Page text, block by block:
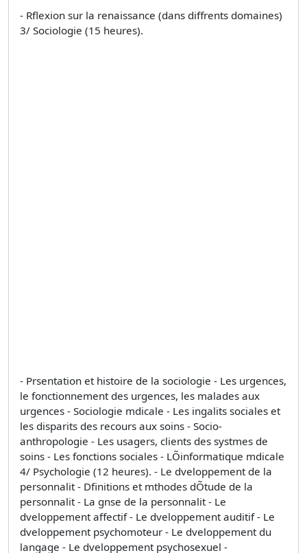
- Rflexion sur la renaissance (dans diffrents domaines)
3/ Sociologie (15 heures).
- Prsentation et histoire de la sociologie - Les urgences,
le fonctionnement des urgences, les malades aux
urgences - Sociologie mdicale - Les ingalits sociales et
les disparits des recours aux soins - Socio-
anthropologie - Les usagers, clients des systmes de
soins - Les fonctions sociales - LÕinformatique mdicale
4/ Psychologie (12 heures). - Le dveloppement de la
personnalit - Dfinitions et mthodes dÕtude de la
personnalit - La gnse de la personnalit - Le
dveloppement affectif - Le dveloppement auditif - Le
dveloppement psychomoteur - Le dveloppement du
langage - Le dveloppement psychosexuel -